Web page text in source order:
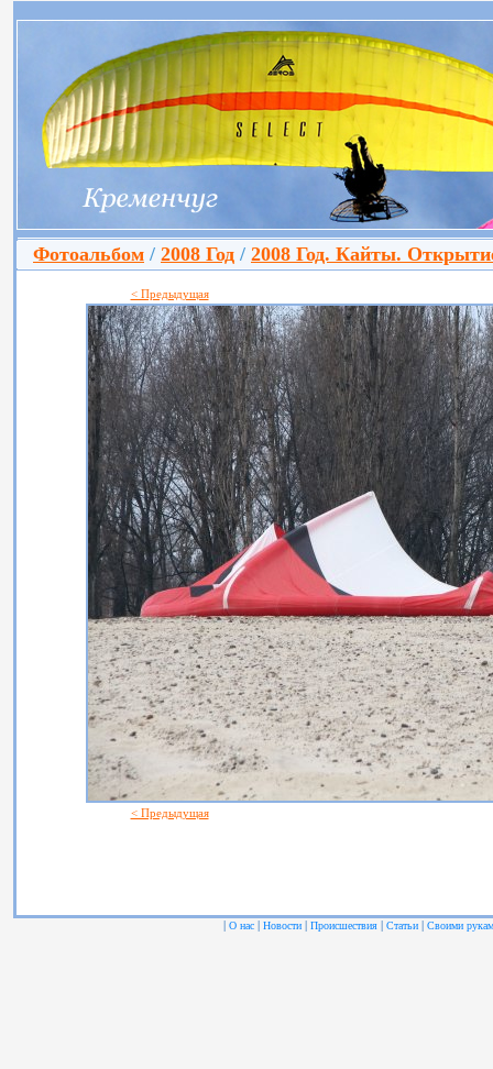
Фотоальбом / 2008 Год / 2008 Год. Кайты.
< Предыдущая
< Предыдущая
| О нас | Новости | Происшествия | Статьи | Своими